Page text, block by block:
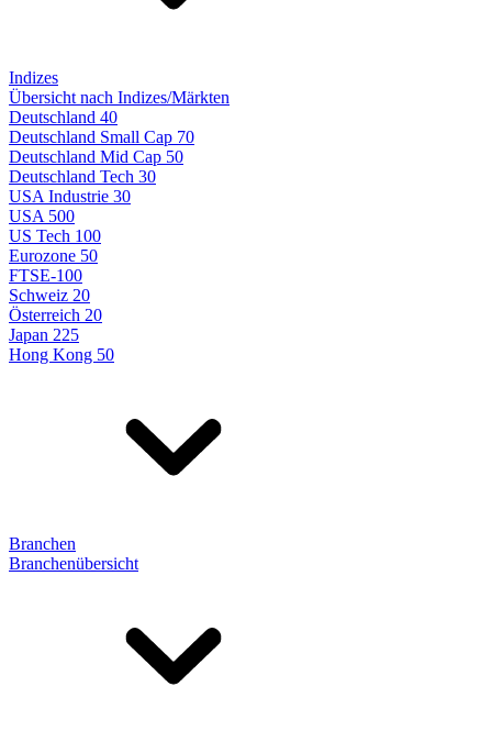
Indizes
Übersicht nach Indizes/Märkten
Deutschland 40
Deutschland Small Cap 70
Deutschland Mid Cap 50
Deutschland Tech 30
USA Industrie 30
USA 500
US Tech 100
Eurozone 50
FTSE-100
Schweiz 20
Österreich 20
Japan 225
Hong Kong 50
Branchen
Branchenübersicht